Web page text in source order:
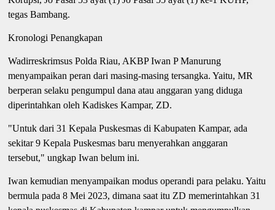
tegas Bambang.
Kronologi Penangkapan
Wadirreskrimsus Polda Riau, AKBP Iwan P Manurung
menyampaikan peran dari masing-masing tersangka. Yaitu, MR
berperan selaku pengumpul dana atau anggaran yang diduga
diperintahkan oleh Kadiskes Kampar, ZD.
"Untuk dari 31 Kepala Puskesmas di Kabupaten Kampar, ada
sekitar 9 Kepala Puskesmas baru menyerahkan anggaran
tersebut," ungkap Iwan belum ini.
Iwan kemudian menyampaikan modus operandi para pelaku. Yaitu
bermula pada 8 Mei 2023, dimana saat itu ZD memerintahkan 31